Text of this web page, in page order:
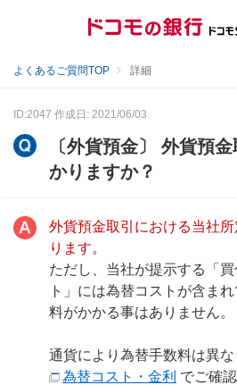
よくあるご質問TOP 詳細
ID:2047 作成日: 2021/06/03
〔外貨預金〕 外貨預
かりますか？
外貨預金取引における当社
ります。
ただし、当社が提示する「
ト」には為替コストが含ま
料がかかる事はありません。
通貨により為替手数料は異な
為替コスト・金利 でご確